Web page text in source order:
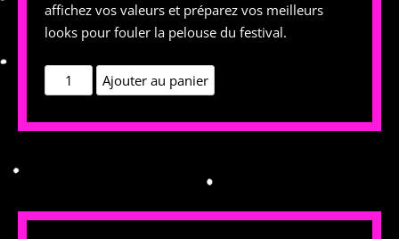
affichez vos valeurs et préparez vos meilleurs
looks pour fouler la pelouse du festival.
quantité
de
Kit
Ardennais
Ajouter au panier